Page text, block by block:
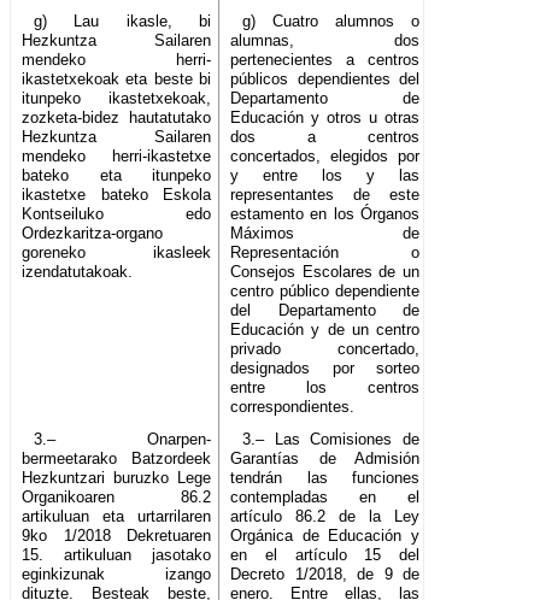
g) Lau ikasle, bi
Hezkuntza Sailaren
mendeko herri-
ikastetxekoak eta beste bi
itunpeko ikastetxekoak,
zozketa-bidez hautatutako
Hezkuntza Sailaren
mendeko herri-ikastetxe
bateko eta itunpeko
ikastetxe bateko Eskola
Kontseiluko edo
Ordezkaritza-organo
goreneko ikasleek
izendatutakoak.
g) Cuatro alumnos o
alumnas, dos
pertenecientes a centros
públicos dependientes del
Departamento de
Educación y otros u otras
dos a centros
concertados, elegidos por
y entre los y las
representantes de este
estamento en los Órganos
Máximos de
Representación o
Consejos Escolares de un
centro público dependiente
del Departamento de
Educación y de un centro
privado concertado,
designados por sorteo
entre los centros
correspondientes.
3.– Onarpen-
bermeetarako Batzordeek
Hezkuntzari buruzko Lege
Organikoaren 86.2
artikuluan eta urtarrilaren
9ko 1/2018 Dekretuaren
15. artikuluan jasotako
eginkizunak izango
dituzte. Besteak beste,
3.– Las Comisiones de
Garantías de Admisión
tendrán las funciones
contempladas en el
artículo 86.2 de la Ley
Orgánica de Educación y
en el artículo 15 del
Decreto 1/2018, de 9 de
enero. Entre ellas, las